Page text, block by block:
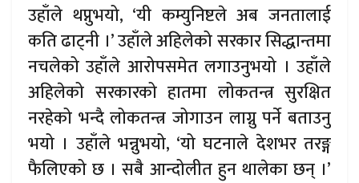
उहाँले थप्नुभयो, ‘यी कम्युनिष्टले अब जनतालाई
कति ढाट्नी ।’ उहाँले अहिलेको सरकार सिद्धान्तमा
नचलेको उहाँले आरोपसमेत लगाउनुभयो । उहाँले
अहिलेको सरकारको हातमा लोकतन्त्र सुरक्षित
नरहेको भन्दै लोकतन्त्र जोगाउन लाग्नु पर्ने बताउनु
भयो । उहाँले भन्नुभयो, ‘यो घटनाले देशभर तरङ्ग
फैलिएको छ । सबै आन्दोलीत हुन थालेका छन् ।’